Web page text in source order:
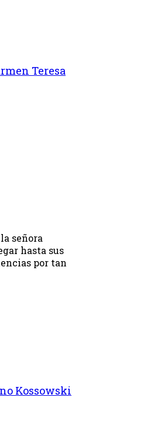
Teresa
señora
hasta sus
por tan
Kossowski